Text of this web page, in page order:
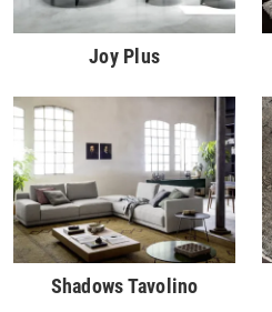
Joy Plus
Shadows Tavolino